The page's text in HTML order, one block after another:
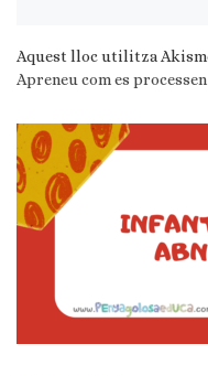
Aquest lloc utilitza
Apreneu com es